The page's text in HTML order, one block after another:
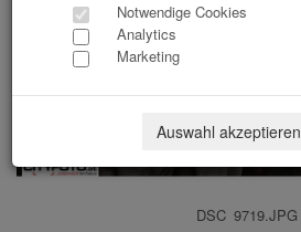
DSC_9719.JPG
Notwendige Cookies
Analytics
Marketing
Auswahl akzeptieren